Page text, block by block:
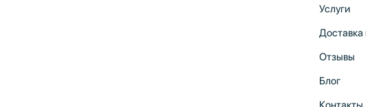
Услуги
Доставка
Отзывы
Блог